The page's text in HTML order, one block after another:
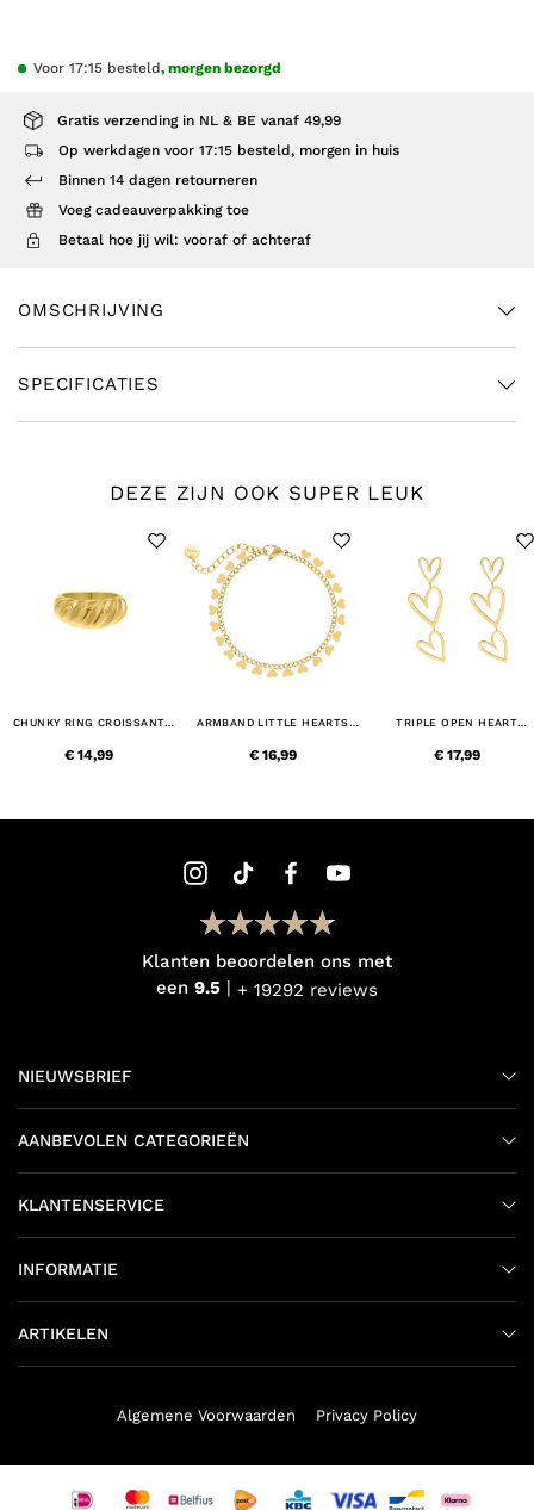
Gratis verzending in NL & BE vanaf 49,99
Op werkdagen voor 17:15 besteld, morgen in huis
Binnen 14 dagen retourneren
Voeg cadeauverpakking toe
Betaal hoe jij wil: vooraf of achteraf
Voor 17:15 besteld, morgen bezorgd
OMSCHRIJVING
SPECIFICATIES
DEZE ZIJN OOK SUPER LEUK
CHUNKY RING CROISSANT
€ 14,99
ARMBAND LITTLE HEARTS
€ 16,99
TRIPLE OPEN HEART
€ 17,99
Klanten beoordelen ons met
een 9.5 + 19292 reviews
NIEUWSBRIEF
AANBEVOLEN CATEGORIEËN
KLANTENSERVICE
INFORMATIE
ARTIKELEN
Algemene Voorwaarden Privacy Policy